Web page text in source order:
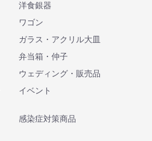
洋食銀器
ワゴン
ガラス・アクリル大皿
弁当箱・仲子
ウェディング・販売品
イベント
感染症対策商品